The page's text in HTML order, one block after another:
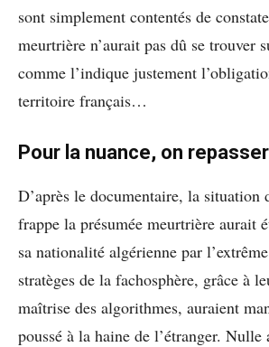
sont simplement contentés de
meurtrière n’aurait pas dû se trouver
comme l’indique justement
territoire français…
Pour la nuance, on
D’après le documentaire, la situation
frappe la présumée meurtrière aurait
sa nationalité algérienne par
stratèges de la fachosphère, grâce à
maîtrise des algorithmes, auraient
poussé à la haine de l’étranger.